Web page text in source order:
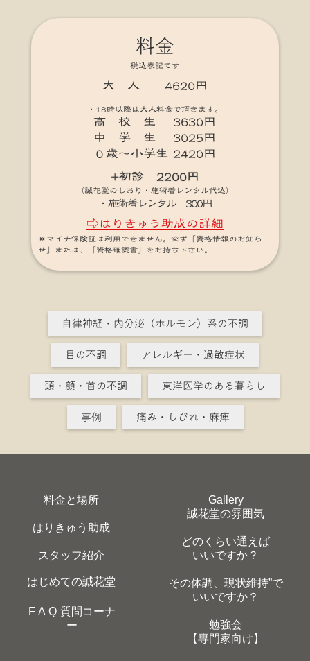
料金
税込表記です
大 人 4620円
・18時以降は大人料金で頂きます。
高 校 生 3630円
中 学 生 3025円
０歳～小学生 2420円
+初診 2200円
（誠花堂のしおり・施術着レンタル代込）
・施術着レンタル 300円
⇨はりきゅう助成の詳細
＊マイナ保険証は利用できません。必ず「資格情報のお知ら
せ」または、「資格確認書」をお持ち下さい。
自律神経・内分泌（ホルモン）系の不調
目の不調
アレルギー・過敏症状
頭・顔・首の不調
東洋医学のある暮らし
事例
痛み・しびれ・麻痺
料金と場所
はりきゅう助成
スタッフ紹介
はじめての誠花堂
F A Q 質問コーナ
ー
Gallery
誠花堂の雰囲気
どのくらい通えば
いいですか？
その体調、現状維持”で
いいですか？
勉強会
【専門家向け】